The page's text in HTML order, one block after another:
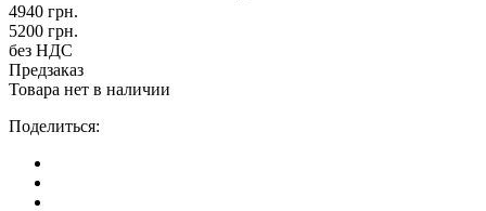
4940 грн.
5200 грн.
без НДС
Предзаказ
Товара нет в наличии
Поделиться: